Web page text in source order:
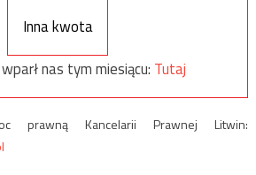
Inna kwota
nas tym miesiącu: Tutaj
prawną Kancelarii Prawnej Litwin: